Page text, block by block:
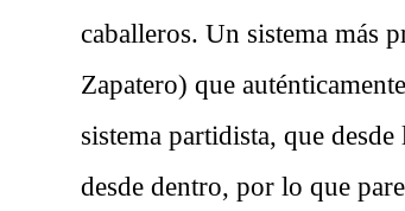
caballeros. Un sistema más
Zapatero) que
sistema partidista, que
desde dentro, por lo que